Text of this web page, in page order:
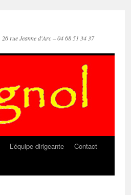
26 rue Jeanne d'Arc – 04 68 51 34 37
L’équipe dirigeante
Contact